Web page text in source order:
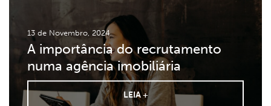
13 de Novembro, 2024
A importância do recrutamento
numa agência imobiliária
LEIA +